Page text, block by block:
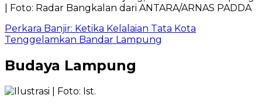
Perkara Banjir: Ketika Kelalaian Tata Kota
Tenggelamkan Bandar Lampung
Budaya Lampung